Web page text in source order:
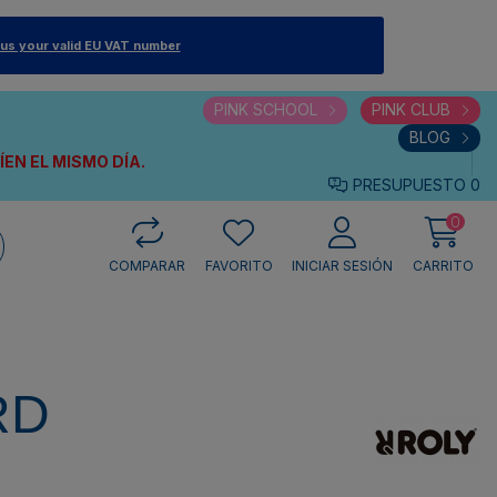
your valid EU VAT number
EL MISMO DÍA.
PINK SCHOOL
PINK CLUB
BLOG
PRESUPUESTO 0
COMPARAR
FAVORITO INICIAR SESIÓN
0
CARRITO